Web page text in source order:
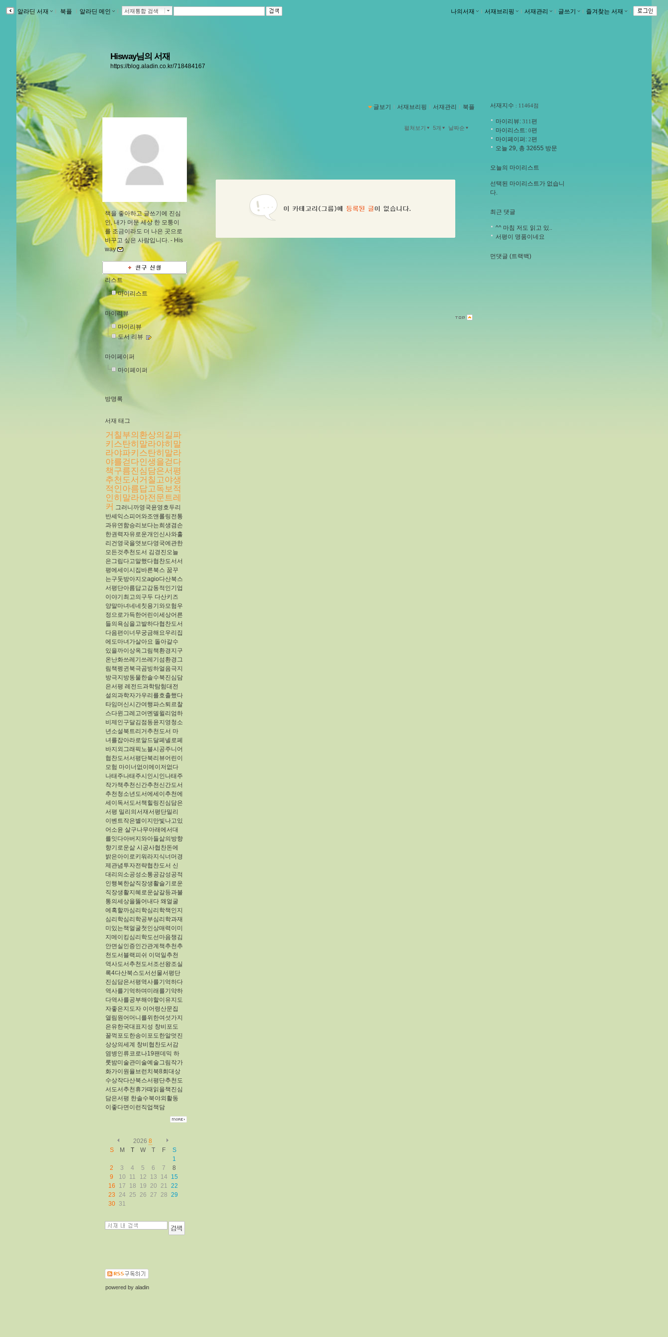
알라딘 서재 북플 알라딘 메인 서재통합 검색 나의서재 ｌ 서재브리핑 ｌ 서재관리 ｌ 글쓰기 ｌ 즐겨찾는 서재 ｌ
Hisway님의 서재
https://blog.aladin.co.kr/718484167
글보기 ｌ 서재브리핑 ｌ 서재관리 ｌ 북플
책을 좋아하고 글쓰기에 진심
인, 내가 머문 세상 한 모퉁이
를 조금이라도 더 나은 곳으로
바꾸고 싶은 사람입니다. - His
way
리스트
마이리스트
마이리뷰
마이리뷰
도서 리뷰
마이페이퍼
마이페이퍼
방명록
서재 태그
거칠부의환상의길파
키스탄히말라야히말
라야파키스탄히말라
야를걷다인생을걷다
책구름진심담은서평
추천도서거칠고야생
적인아름답고독보적
인히말라야전문트레
커 그러니까영국윤영호두리
반셰익스피어와조앤롤링전통
과유연함승리보다는희생겸손
한권력자유로운개인신사와훌
리건영국을엿보다영국에관한
모든것추천도서 김경진오늘
은그립다고말했다협찬도서서
평에세이시집​바른북스 꿈꾸
는구둣방아지오agio다산북스
서평단아름답고감동적인기업
이야기최고의구두 다산키즈
양말마녀네네칫용기와모험우
정으로가득한어린이세상어른
들의욕심을고발하다협찬도서
다음편이너무궁금해요우리집
에도마녀가살아요 돌아갈수
있을까이상옥그림책환경지구
온난화쓰레기쓰레기섬환경그
림책펭귄북극곰빙하얼음극지
방극지방동물한솔수북진심담
은서평 레전드과학탐험대전
설의과학자가우리를호출했다
타임머신시간여행파스퇴르찰
스다윈그레고어멘델윌리엄하
비제인구달김점동윤지영청소
년소설북트리거추천도서 마
녀를잡아라로알드달페넬로페
바지외그래픽노블시공주니어
협찬도서서평단북리뷰어린이
모험 마이너없이메이저없다
나태주나태주시인시인나태주
작가책추천신간추천신간도서
추천청소년도서에세이추천에
세이독서도서책힐링진심담은
서평 밀리의서재서평단밀리
이벤트작은별이지만빛나고있
어소윤 살구나무아래에서대
를잇다아버지와아들삶의방향
향기로운삶 시공사협찬돈에
밝은아이로키워라지식너머경
제관념투자전략협찬도서​ 신
대리의소공성소통공감성공적
인행복한삶직장생활슬기로운
직장생활지혜로운삶갈등과불
통의세상을뚫어내다 왜얼굴
에혹할까심리학심리학책인지
심리학심리학공부심리학과재
미있는책얼굴첫인상매력이미
지메이킹심리학도선마음챙김
안면실인증인간관계책추천추
천도서블랙피쉬 이덕일추천
역사도서추천도서조선왕조실
록4다산북스도서선물서평단
진심담은서평역사를기억하다
역사를기억하며미래를기약하
다역사를공부해야할이유지도
자좋은지도자 이어령산문집
열림원어머니를위한여섯가지
은유한국대표지성 창비포도
꿀꺽포도한송이포도한알멋진
상상의세계 창비협찬도서감
염병인류코로나19팬데믹 하
룻밤미술관미술예술그림작가
화가이원율브런치북8회대상
수상작다산북스서평단추천도
서도서추천휴가때읽을책진심
담은서평 한솔수북야외활동
이좋다면이런직업책담
2026 8
S
M T W T F
S
1
2
3 4 5 6 7
8
9
10 11 12 13 14
15
16
17 18 19 20 21 22
23 24 25 26 27 28 29
30
31
powered by aladin
펼쳐보기 5개 날짜순
서재지수 : 11464점
마이리뷰: 311편
마이리스트: 0편
마이페이퍼: 2편
오늘 29, 총 32655 방문
오늘의 마이리스트
선택된 마이리스트가 없습니
다.
최근 댓글
^^ 마침 저도 읽고 있..
서평이 명품이네요
먼댓글 (트랙백)